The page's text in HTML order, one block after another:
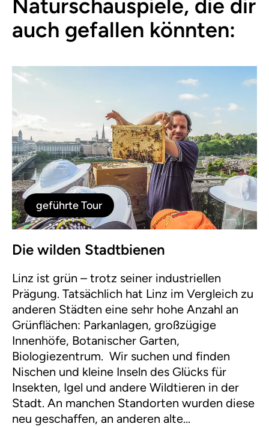
Naturschauspiele, die dir
auch gefallen könnten:
geführte Tour
Die wilden Stadtbienen
Linz ist grün – trotz seiner industriellen
Prägung. Tatsächlich hat Linz im Vergleich zu
anderen Städten eine sehr hohe Anzahl an
Grünflächen: Parkanlagen, großzügige
Innenhöfe, Botanischer Garten,
Biologiezentrum. Wir suchen und finden
Nischen und kleine Inseln des Glücks für
Insekten, Igel und andere Wildtieren in der
Stadt. An manchen Standorten wurden diese
neu geschaffen, an anderen alte